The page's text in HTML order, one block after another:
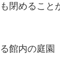
閉めること
館内の庭園